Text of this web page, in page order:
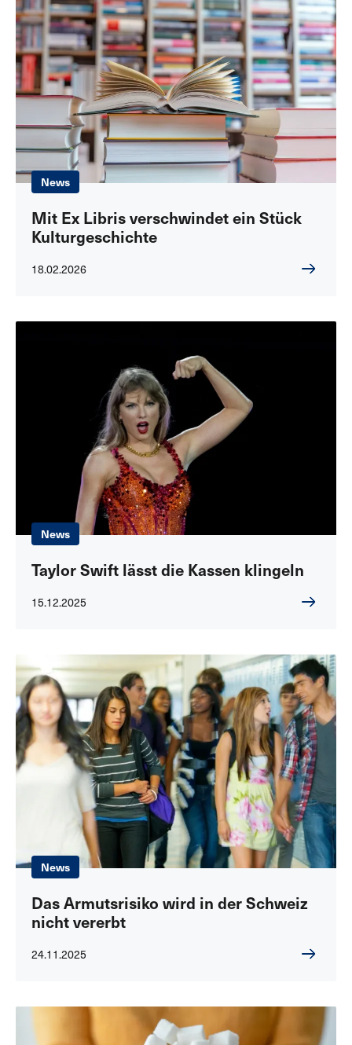
News
Mit Ex Libris verschwindet ein Stück
Kulturgeschichte
18.02.2026
News
Taylor Swift lässt die Kassen klingeln
15.12.2025
News
Das Armutsrisiko wird in der Schweiz
nicht vererbt
24.11.2025